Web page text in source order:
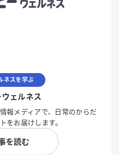
ネスを学ぶ
ェルネス
報メディアで、日常のからだ
をお届けします。
を読む